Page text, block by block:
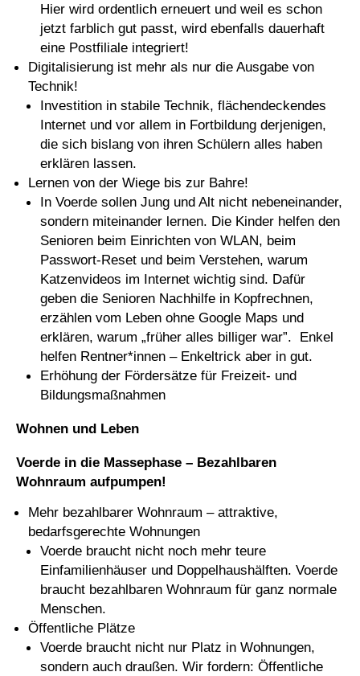
Hier wird ordentlich erneuert und weil es schon
jetzt farblich gut passt, wird ebenfalls dauerhaft
eine Postfiliale integriert!
Digitalisierung ist mehr als nur die Ausgabe von
Technik!
Investition in stabile Technik, flächendeckendes
Internet und vor allem in Fortbildung derjenigen,
die sich bislang von ihren Schülern alles haben
erklären lassen.
Lernen von der Wiege bis zur Bahre!
In Voerde sollen Jung und Alt nicht nebeneinander,
sondern miteinander lernen. Die Kinder helfen den
Senioren beim Einrichten von WLAN, beim
Passwort-Reset und beim Verstehen, warum
Katzenvideos im Internet wichtig sind. Dafür
geben die Senioren Nachhilfe in Kopfrechnen,
erzählen vom Leben ohne Google Maps und
erklären, warum „früher alles billiger war”. Enkel
helfen Rentner*innen – Enkeltrick aber in gut.
Erhöhung der Fördersätze für Freizeit- und
Bildungsmaßnahmen
Wohnen und Leben
Voerde in die Massephase – Bezahlbaren
Wohnraum aufpumpen!
Mehr bezahlbarer Wohnraum – attraktive,
bedarfsgerechte Wohnungen
Voerde braucht nicht noch mehr teure
Einfamilienhäuser und Doppelhaushälften. Voerde
braucht bezahlbaren Wohnraum für ganz normale
Menschen.
Öffentliche Plätze
Voerde braucht nicht nur Platz in Wohnungen,
sondern auch draußen. Wir fordern: Öffentliche